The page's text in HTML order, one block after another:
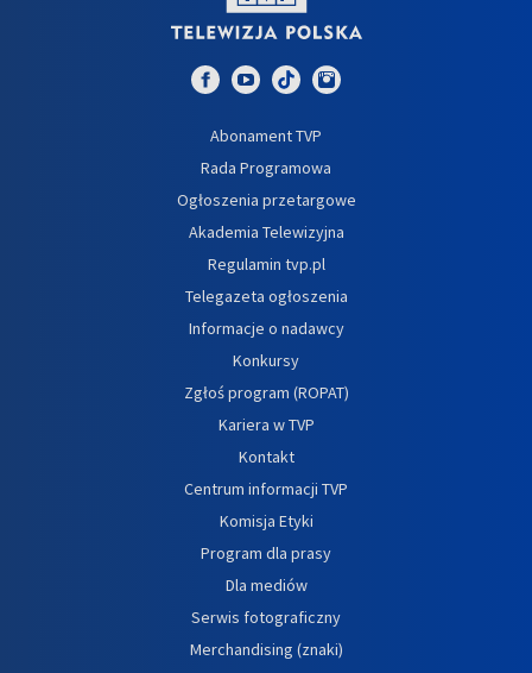
Abonament TVP
Rada Programowa
Ogłoszenia przetargowe
Akademia Telewizyjna
Regulamin tvp.pl
Telegazeta ogłoszenia
Informacje o nadawcy
Konkursy
Zgłoś program (ROPAT)
Kariera w TVP
Kontakt
Centrum informacji TVP
Komisja Etyki
Program dla prasy
Dla mediów
Serwis fotograficzny
Merchandising (znaki)